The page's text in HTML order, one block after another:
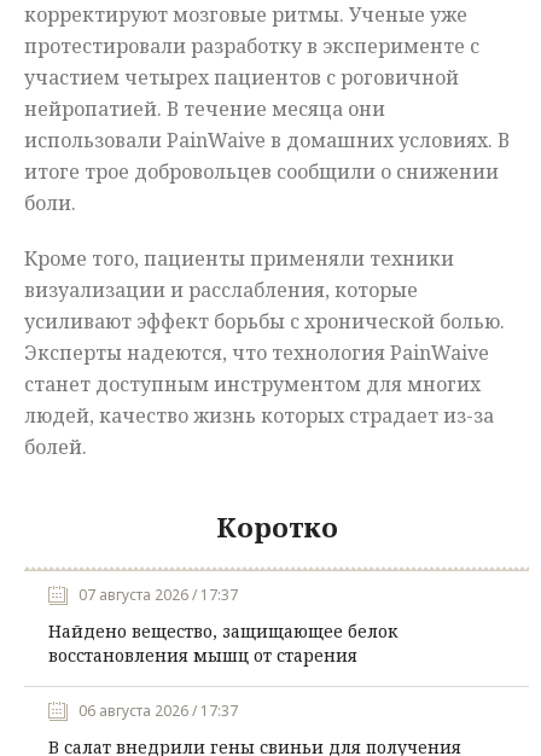
корректируют мозговые ритмы. Ученые уже
протестировали разработку в эксперименте с
участием четырех пациентов с роговичной
нейропатией. В течение месяца они
использовали PainWaive в домашних условиях. В
итоге трое добровольцев сообщили о снижении
боли.
Кроме того, пациенты применяли техники
визуализации и расслабления, которые
усиливают эффект борьбы с хронической болью.
Эксперты надеются, что технология PainWaive
станет доступным инструментом для многих
людей, качество жизнь которых страдает из-за
болей.
Коротко
07 августа 2026 / 17:37
Найдено вещество, защищающее белок
восстановления мышц от старения
06 августа 2026 / 17:37
В салат внедрили гены свиньи для получения